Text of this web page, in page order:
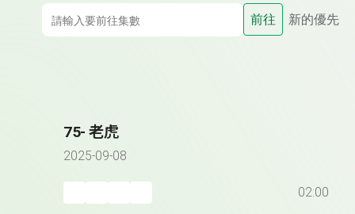
前往 新的優先
75- 老虎
2025-09-08
02:00